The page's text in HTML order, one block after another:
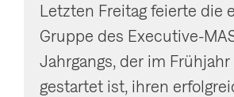
Letzten Freitag feierte die
Gruppe des Executive-
Jahrgangs, der im Frühjahr
gestartet ist, ihren